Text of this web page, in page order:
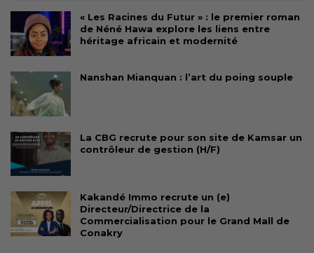
« Les Racines du Futur » : le premier roman
de Néné Hawa explore les liens entre
héritage africain et modernité
Nanshan Mianquan : l’art du poing souple
La CBG recrute pour son site de Kamsar un
contrôleur de gestion (H/F)
Kakandé Immo recrute un (e)
Directeur/Directrice de la
Commercialisation pour le Grand Mall de
Conakry